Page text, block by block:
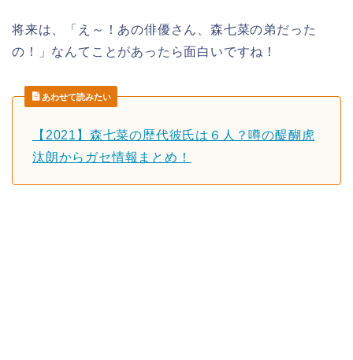
将来は、「 え～！あの俳優さん、森七菜の弟だった
の！
」なんてことがあったら面白いですね！
あわせて読みたい
【2021】森七菜の歴代彼氏は６人？噂の醍醐虎
汰朗からガセ情報まとめ！